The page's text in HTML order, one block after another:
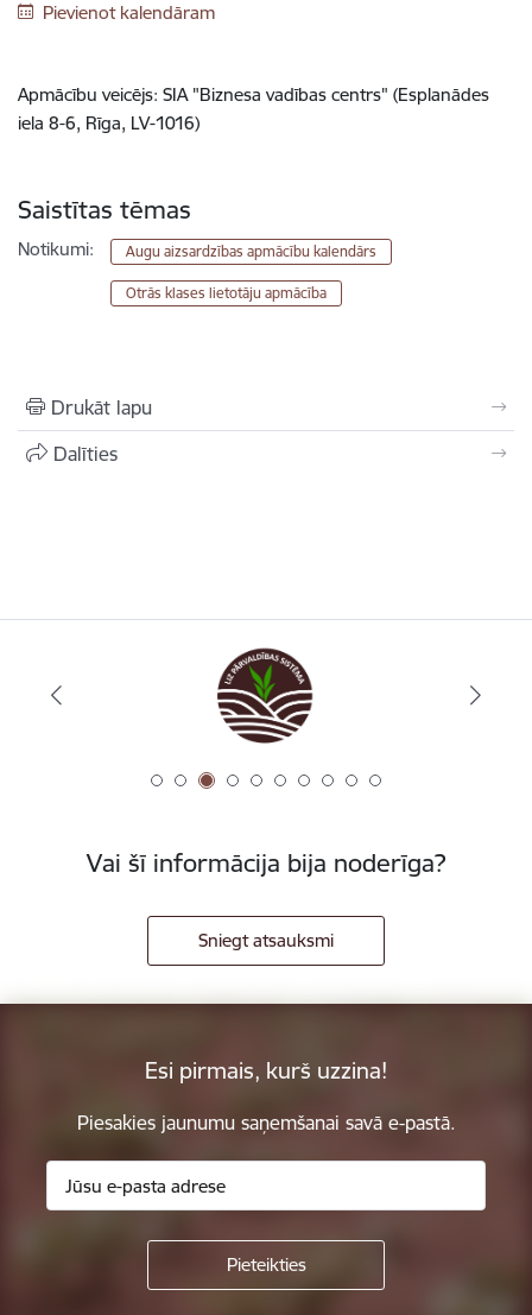
Pievienot kalendāram
Apmācību veicējs: SIA "Biznesa vadības centrs" (Esplanādes
iela 8-6, Rīga, LV-1016)
Saistītas tēmas
Notikumi: Augu aizsardzības apmācību kalendārs
Otrās klases lietotāju apmācība
Drukāt lapu
Dalīties
Vai šī informācija bija noderīga?
Sniegt atsauksmi
Esi pirmais, kurš uzzina!
Piesakies jaunumu saņemšanai savā e-pastā.